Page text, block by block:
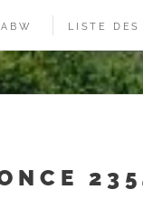
LISTE DES